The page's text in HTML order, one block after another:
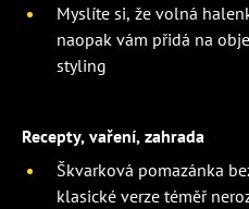
Myslíte si, že volná
naopak vám přidá na
styling
Recepty, vaření, zahrada
Škvarková pomazánka
klasické verze téměř